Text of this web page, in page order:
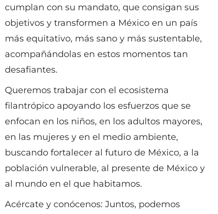
cumplan con su mandato, que consigan sus
objetivos y transformen a México en un país
más equitativo, más sano y más sustentable,
acompañándolas en estos momentos tan
desafiantes.
Queremos trabajar con el ecosistema
filantrópico apoyando los esfuerzos que se
enfocan en los niños, en los adultos mayores,
en las mujeres y en el medio ambiente,
buscando fortalecer al futuro de México, a la
población vulnerable, al presente de México y
al mundo en el que habitamos.
Acércate y conócenos: Juntos, podemos